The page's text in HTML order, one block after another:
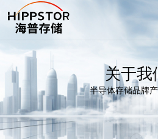
关于我
半导体存储品牌